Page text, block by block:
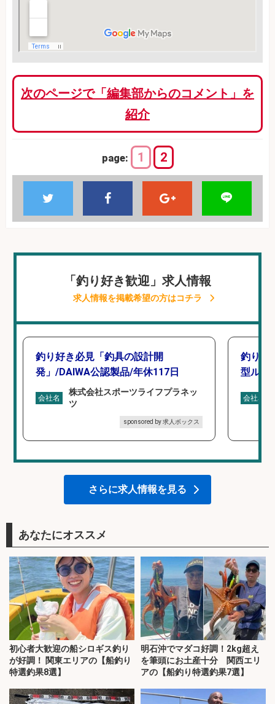
次のページで「編集部からのコメント」を
紹介
page: 1 2
「釣り好き歓迎」求人情報
求人情報を掲載希望の方はコチラ
釣り好き必見「釣具の設計開
発」/DAIWA公認製品/年休117日
会社名
株式会社スポーツライフプラネッ
ツ
sponsored by 求人ボックス
釣り好
型ルー
会社名
さらに求人情報を見る
あなたにオススメ
初心者大歓迎の船シロギス釣り
が好調！ 関東エリアの【船釣り
特選釣果8選】
明石沖でマダコ好調！2kg超え
を筆頭にお土産十分 関西エリ
アの【船釣り特選釣果7選】